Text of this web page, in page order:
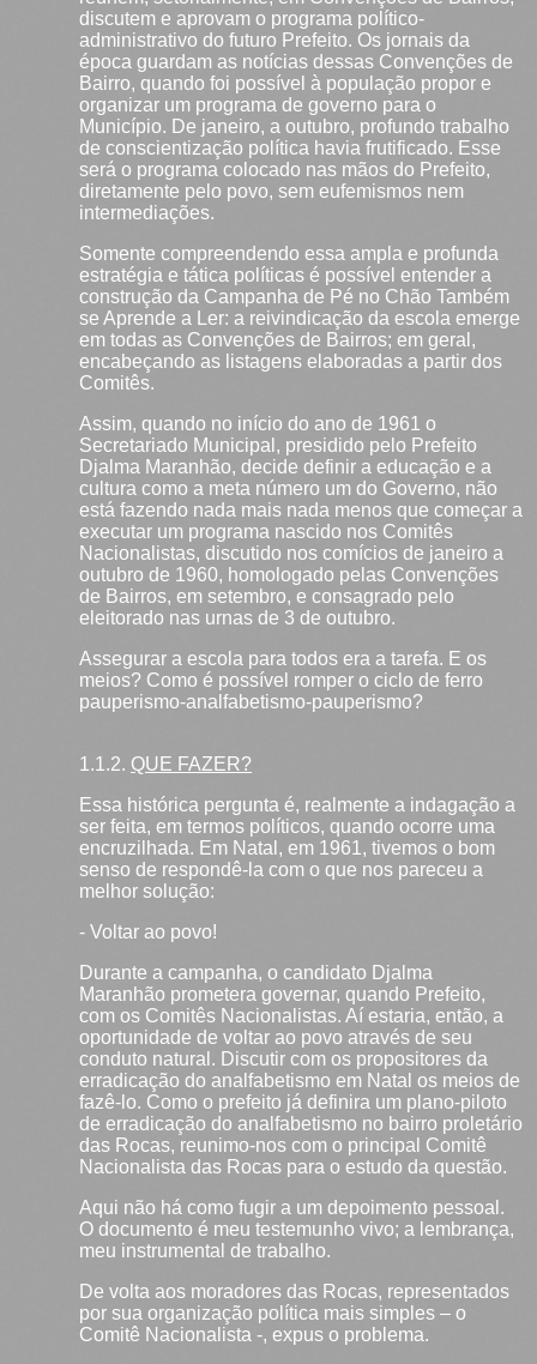
discutem e aprovam o programa político-
administrativo do futuro Prefeito. Os jornais da
época guardam as notícias dessas Convenções de
Bairro, quando foi possível à população propor e
organizar um programa de governo para o
Município. De janeiro, a outubro, profundo trabalho
de conscientização política havia frutificado. Esse
será o programa colocado nas mãos do Prefeito,
diretamente pelo povo, sem eufemismos nem
intermediações.
Somente compreendendo essa ampla e profunda
estratégia e tática políticas é possível entender a
construção da Campanha de Pé no Chão Também
se Aprende a Ler: a reivindicação da escola emerge
em todas as Convenções de Bairros; em geral,
encabeçando as listagens elaboradas a partir dos
Comitês.
Assim, quando no início do ano de 1961 o
Secretariado Municipal, presidido pelo Prefeito
Djalma Maranhão, decide definir a educação e a
cultura como a meta número um do Governo, não
está fazendo nada mais nada menos que começar a
executar um programa nascido nos Comitês
Nacionalistas, discutido nos comícios de janeiro a
outubro de 1960, homologado pelas Convenções
de Bairros, em setembro, e consagrado pelo
eleitorado nas urnas de 3 de outubro.
Assegurar a escola para todos era a tarefa. E os
meios? Como é possível romper o ciclo de ferro
pauperismo-analfabetismo-pauperismo?
1.1.2. QUE FAZER?
Essa histórica pergunta é, realmente a indagação a
ser feita, em termos políticos, quando ocorre uma
encruzilhada. Em Natal, em 1961, tivemos o bom
senso de respondê-la com o que nos pareceu a
melhor solução:
- Voltar ao povo!
Durante a campanha, o candidato Djalma
Maranhão prometera governar, quando Prefeito,
com os Comitês Nacionalistas. Aí estaria, então, a
oportunidade de voltar ao povo através de seu
conduto natural. Discutir com os propositores da
erradicação do analfabetismo em Natal os meios de
fazê-lo. Como o prefeito já definira um plano-piloto
de erradicação do analfabetismo no bairro proletário
das Rocas, reunimo-nos com o principal Comitê
Nacionalista das Rocas para o estudo da questão.
Aqui não há como fugir a um depoimento pessoal.
O documento é meu testemunho vivo; a lembrança,
meu instrumental de trabalho.
De volta aos moradores das Rocas, representados
por sua organização política mais simples – o
Comitê Nacionalista -, expus o problema.